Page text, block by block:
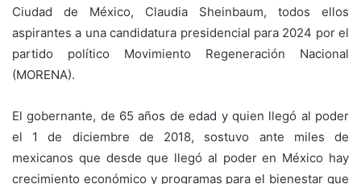
Ciudad de México, Claudia Sheinbaum, todos ellos
aspirantes a una candidatura presidencial para 2024 por el
partido político Movimiento Regeneración Nacional
(MORENA).
El gobernante, de 65 años de edad y quien llegó al poder
el 1 de diciembre de 2018, sostuvo ante miles de
mexicanos que desde que llegó al poder en México hay
crecimiento económico y programas para el bienestar que